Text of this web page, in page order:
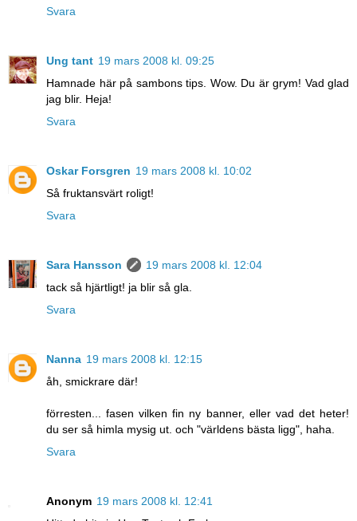
Svara
Ung tant 19 mars 2008 kl. 09:25
Hamnade här på sambons tips. Wow. Du är grym! Vad glad
jag blir. Heja!
Svara
Oskar Forsgren 19 mars 2008 kl. 10:02
Så fruktansvärt roligt!
Svara
Sara Hansson
19 mars 2008 kl. 12:04
tack så hjärtligt! ja blir så gla.
Svara
Nanna 19 mars 2008 kl. 12:15
åh, smickrare där!
förresten... fasen vilken fin ny banner, eller vad det heter!
du ser så himla mysig ut. och "världens bästa ligg", haha.
Svara
Anonym 19 mars 2008 kl. 12:41